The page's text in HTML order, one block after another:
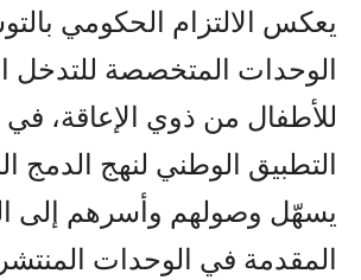
يعكس الالتزام الحكومي
الوحدات المتخصصة للتدخل
للأطفال من ذوي الإعاقة، في
التطبيق الوطني لنهج الدمج
يسهّل وصولهم وأسرهم إلى
المقدمة في الوحدات